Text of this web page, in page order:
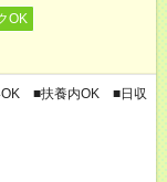
OK
OK ■扶養内OK ■日収